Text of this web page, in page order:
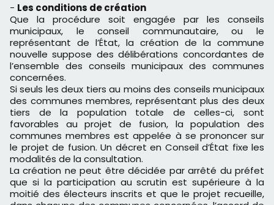
- Les conditions de création
Que la procédure soit engagée par les conseils
municipaux, le conseil communautaire, ou le
représentant de l’État, la création de la commune
nouvelle suppose des délibérations concordantes de
l’ensemble des conseils municipaux des communes
concernées.
Si seuls les deux tiers au moins des conseils municipaux
des communes membres, représentant plus des deux
tiers de la population totale de celles-ci, sont
favorables au projet de fusion, la population des
communes membres est appelée à se prononcer sur
le projet de fusion. Un décret en Conseil d’État fixe les
modalités de la consultation.
La création ne peut être décidée par arrêté du préfet
que si la participation au scrutin est supérieure à la
moitié des électeurs inscrits et que le projet recueille,